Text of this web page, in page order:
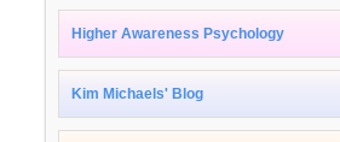
Higher Awareness Psychology
Kim Michaels' Blog